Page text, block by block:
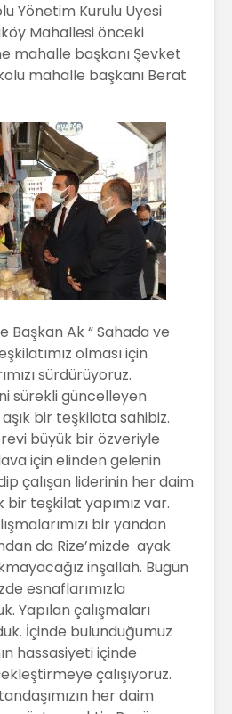
Yönetim Kurulu Üyesi
Mahallesi önceki
mahalle başkanı Şevket
mahalle başkanı Berat
Başkan Ak “ Sahada ve
olması için
sürdürüyoruz.
sürekli güncelleyen
bir teşkilata sahibiz.
büyük bir özveriyle
için elinden gelenin
çalışan liderinin her daim
bir teşkilat yapımız var.
bir yandan
da Rize’mizde ayak
inşallah. Bugün
esnaflarımızla
Yapılan çalışmaları
İçinde bulunduğumuz
hassasiyeti içinde
çalışıyoruz.
her daim